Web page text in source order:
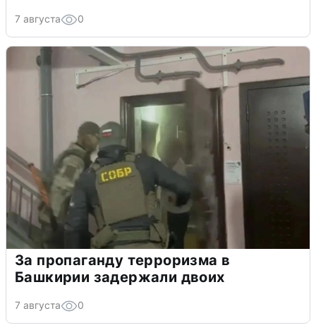
7 августа 0
За пропаганду терроризма в
Башкирии задержали двоих
7 августа 0